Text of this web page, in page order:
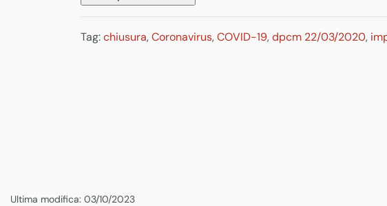
Tag:chiusura,Coronavirus,COVID-19,dpcm 22/03/2020,
Ultima modifica: 03/10/2023